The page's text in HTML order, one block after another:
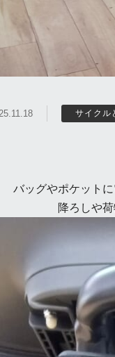
サイクル
ッグやポケットに
降ろしや